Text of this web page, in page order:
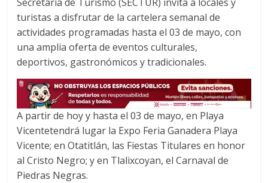
o
k
r
p
p
turistas a disfrutar de la cartelera semanal de
actividades programadas hasta el 03 de mayo, con
una amplia oferta de eventos culturales,
deportivos, gastronómicos y tradicionales.
A partir de hoy y hasta el 03 de mayo, en Playa
Vicentetendrá lugar la Expo Feria Ganadera Playa
Vicente; en Otatitlán, las Fiestas Titulares en honor
al Cristo Negro; y en Tlalixcoyan, el Carnaval de
Piedras Negras.